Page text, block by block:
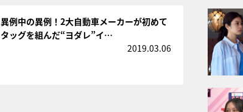
異例中の異例！2大自動車メーカーが初めて
タッグを組んだ“ヨダレ”イ…
2019.03.06